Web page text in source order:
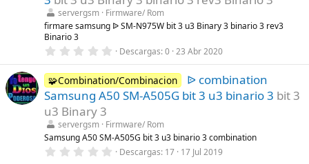
r
e
l
s
)
servergsm Firmware/ Rom
firmare samsung ᐉ SM-N975W bit 3 u3 Binary 3 binario 3 rev3
Binario 3
0
0
0
e
s
e
l
a
Descargas 0 23 Abr 2020
🧩Combination/Combinacion
ᐉ combination
Samsung A50 SM-A505G bit 3 u3 binario 3 bit 3
u3 Binary 3
servergsm Firmware/ Rom
Samsung A50 SM-A505G bit 3 u3 binario 3 combination
0 Descargas 17 17 Jul 2019